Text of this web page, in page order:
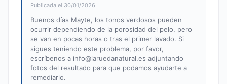
Publicada el 30/01/2026
Buenos días Mayte, los tonos verdosos pueden
ocurrir dependiendo de la porosidad del pelo, pero
se van en pocas horas o tras el primer lavado. Si
sigues teniendo este problema, por favor,
escríbenos a info@laruedanatural.es adjuntando
fotos del resultado para que podamos ayudarte a
remediarlo.